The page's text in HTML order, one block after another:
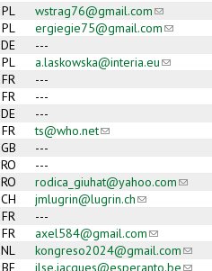
PL wstrag76@gmail.com(link sends
PL ergiegie75@gmail.com(link
DE ---
PL a.laskowska@interia.eu(link
FR ---
FR ---
DE ---
FR ts@who.net(link sends e-mail)
GB ---
RO ---
RO rodica_giuhat@yahoo.com(link
CH jmlugrin@lugrin.ch(link sends e-
FR ---
FR axel584@gmail.com(link sends
NL kongreso2024@gmail.com(link
BE ilse.jacques@esperanto.be(link